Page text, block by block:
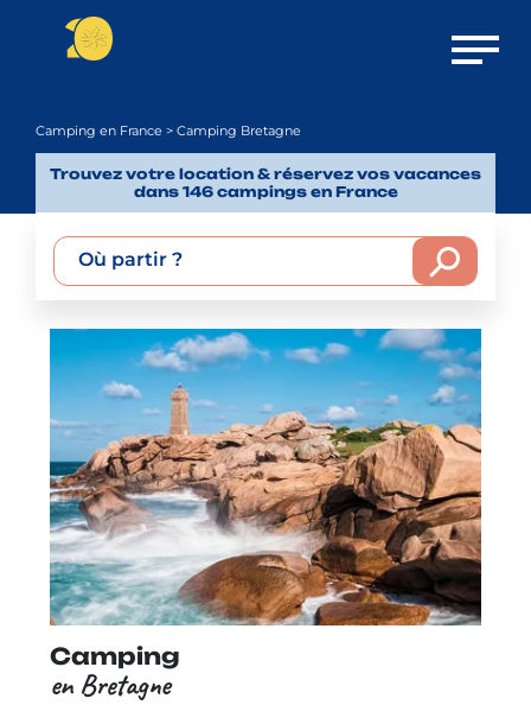
Ouvrir
Camping en France > Camping Bretagne
Trouvez votre location & réservez vos vacances
dans 146 campings en France
Où partir ?
Camping
en Bretagne